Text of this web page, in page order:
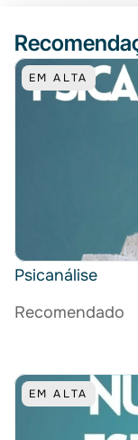
EM ALTA
Psicanálise
Recomendado
EM ALTA